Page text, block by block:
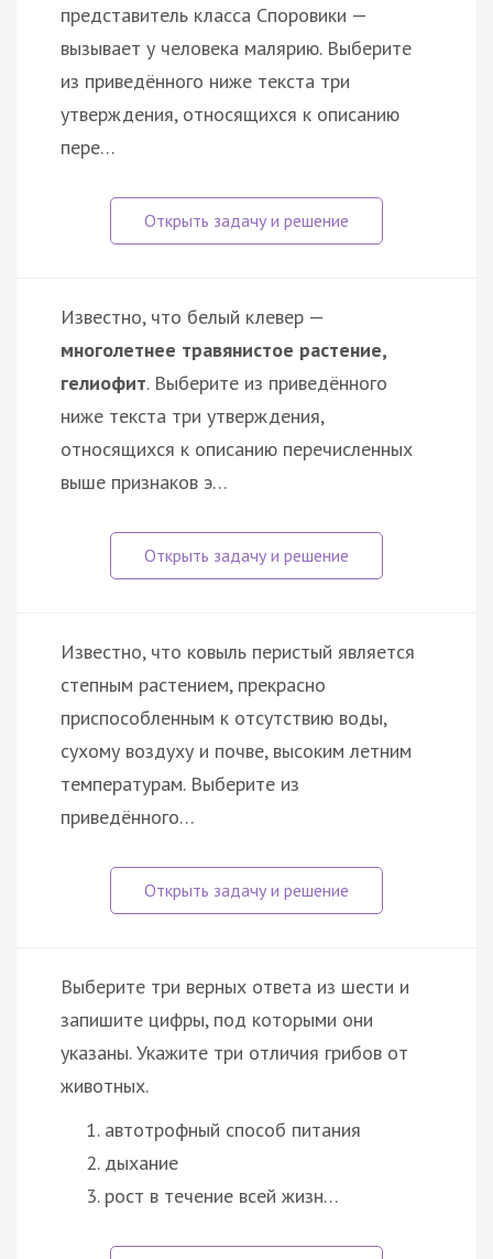
представитель класса Споровики —
вызывает у человека малярию. Выберите
из приведённого ниже текста три
утверждения, относящихся к описанию
пере…
Известно, что белый клевер —
многолетнее травянистое растение,
гелиофит. Выберите из приведённого
ниже текста три утверждения,
относящихся к описанию перечисленных
выше признаков э…
Известно, что ковыль перистый является
степным растением, прекрасно
приспособленным к отсутствию воды,
сухому воздуху и почве, высоким летним
температурам. Выберите из
приведённого…
Выберите три верных ответа из шести и
запишите цифры, под которыми они
указаны. Укажите три отличия грибов от
животных.
автотрофный способ питания
дыхание
рост в течение всей жизн…